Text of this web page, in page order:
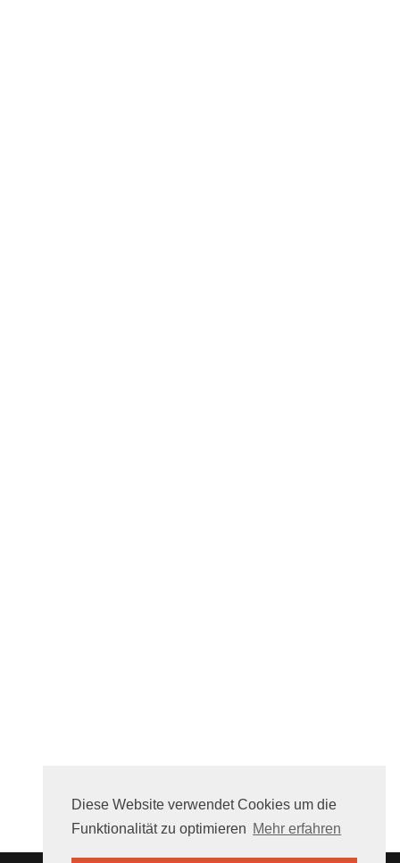
Diese Website verwendet Cookies um die
Funktionalität zu optimieren Mehr erfahren